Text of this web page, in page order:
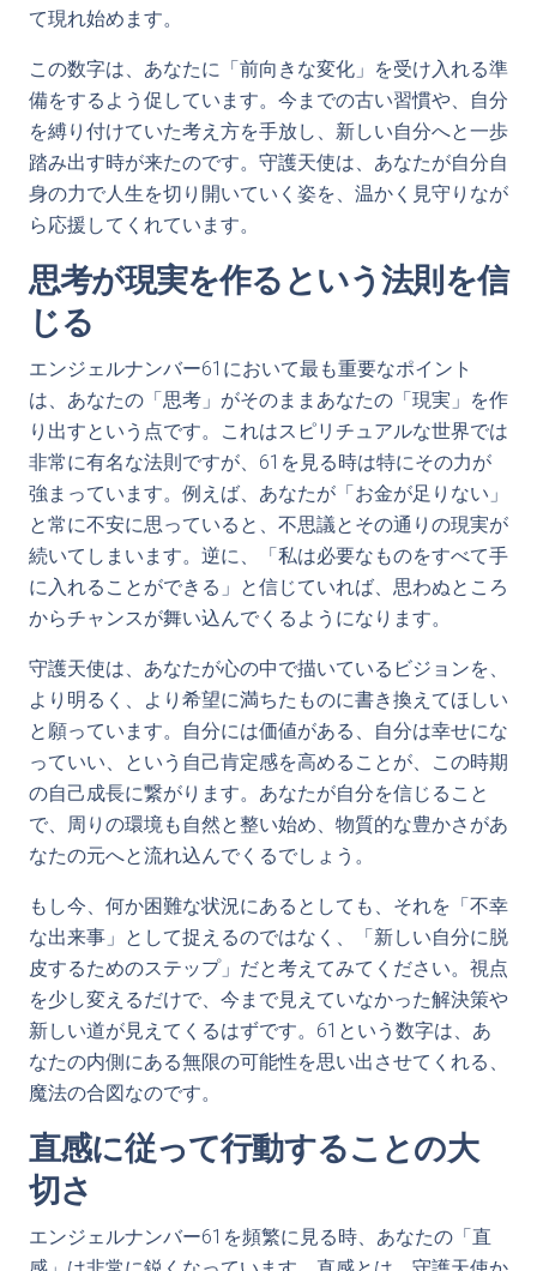
て現れ始めます。
この数字は、あなたに「前向きな変化」を受け入れる準
備をするよう促しています。今までの古い習慣や、自分
を縛り付けていた考え方を手放し、新しい自分へと一歩
踏み出す時が来たのです。守護天使は、あなたが自分自
身の力で人生を切り開いていく姿を、温かく見守りなが
ら応援してくれています。
思考が現実を作るという法則を信
じる
エンジェルナンバー61において最も重要なポイント
は、あなたの「思考」がそのままあなたの「現実」を作
り出すという点です。これはスピリチュアルな世界では
非常に有名な法則ですが、61を見る時は特にその力が
強まっています。例えば、あなたが「お金が足りない」
と常に不安に思っていると、不思議とその通りの現実が
続いてしまいます。逆に、「私は必要なものをすべて手
に入れることができる」と信じていれば、思わぬところ
からチャンスが舞い込んでくるようになります。
守護天使は、あなたが心の中で描いているビジョンを、
より明るく、より希望に満ちたものに書き換えてほしい
と願っています。自分には価値がある、自分は幸せにな
っていい、という自己肯定感を高めることが、この時期
の自己成長に繋がります。あなたが自分を信じること
で、周りの環境も自然と整い始め、物質的な豊かさがあ
なたの元へと流れ込んでくるでしょう。
もし今、何か困難な状況にあるとしても、それを「不幸
な出来事」として捉えるのではなく、「新しい自分に脱
皮するためのステップ」だと考えてみてください。視点
を少し変えるだけで、今まで見えていなかった解決策や
新しい道が見えてくるはずです。61という数字は、あ
なたの内側にある無限の可能性を思い出させてくれる、
魔法の合図なのです。
直感に従って行動することの大
切さ
エンジェルナンバー61を頻繁に見る時、あなたの「直